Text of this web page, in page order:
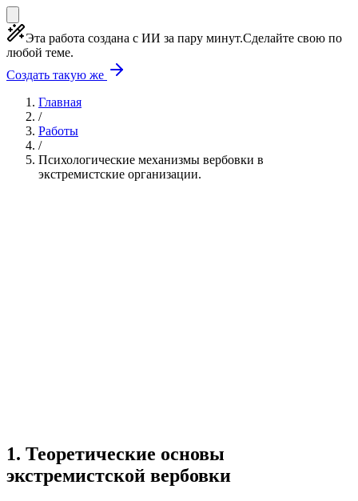
Эта работа создана с ИИ за пару минут.Сделайте свою по
любой теме.
Создать такую же
Главная
/
Работы
/
Психологические механизмы вербовки в
экстремистские организации.
1. Теоретические основы
экстремистской вербовки